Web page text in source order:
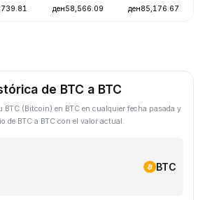
ден58,566.09 ден85,176.67
de BTC a BTC
BTC (Bitcoin) en BTC en cualquier fecha pasada y
de BTC a BTC con el valor actual.
BTC